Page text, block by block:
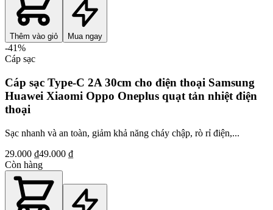
Thêm vào giỏ Mua ngay
-41%
Cáp sạc
Cáp sạc Type-C 2A 30cm cho điện thoại Samsung
Huawei Xiaomi Oppo Oneplus quạt tản nhiệt điện
thoại
Sạc nhanh và an toàn, giảm khả năng cháy chập, rò rỉ điện,...
29.000 ₫49.000 ₫
Còn hàng